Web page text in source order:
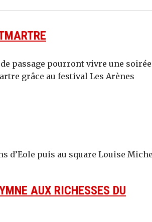
passage pourront vivre une soirée
grâce au festival Les Arènes
d’Eole puis au square Louise
AUX RICHESSES DU